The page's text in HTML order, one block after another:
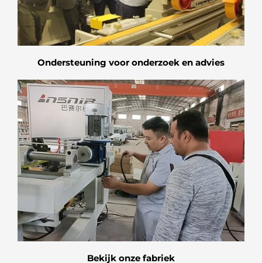
Ondersteuning voor onderzoek en advies
Bekijk onze fabriek